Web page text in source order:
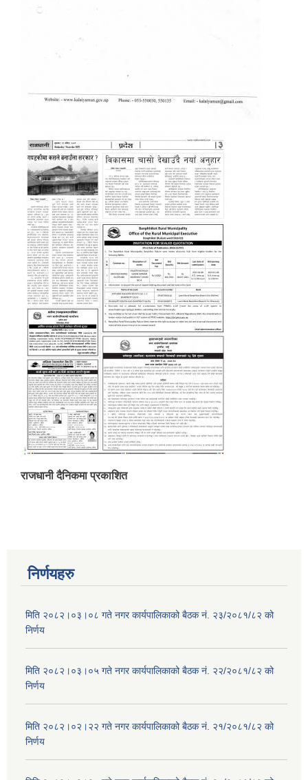
राजधानी दैनिकमा प्रकाशित
निर्णयहरु
मिति २०८२।०३।०८ गते नगर कार्यपालिकाको बैठक नं. २३/२०८१/८२ को
निर्णय
मिति २०८२।०३।०५ गते नगर कार्यपालिकाको बैठक नं. २२/२०८१/८२ को
निर्णय
मिति २०८२।०२।२२ गते नगर कार्यपालिकाको बैठक नं. २१/२०८१/८२ को
निर्णय